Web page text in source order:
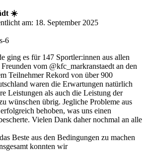
☀️
am: 18. September 2025
6
ging es für 147 Sportler:innen aus allen
vom @kfc_markranstaedt an den
Teilnehmer Rekord von über 900
waren die Erwartungen natürlich
Leistungen als auch die Leistung der
wünschen übrig. Jegliche Probleme aus
behoben, was uns einen
Vielen Dank daher nochmal an alle
Beste aus den Bedingungen zu machen
konnten wir